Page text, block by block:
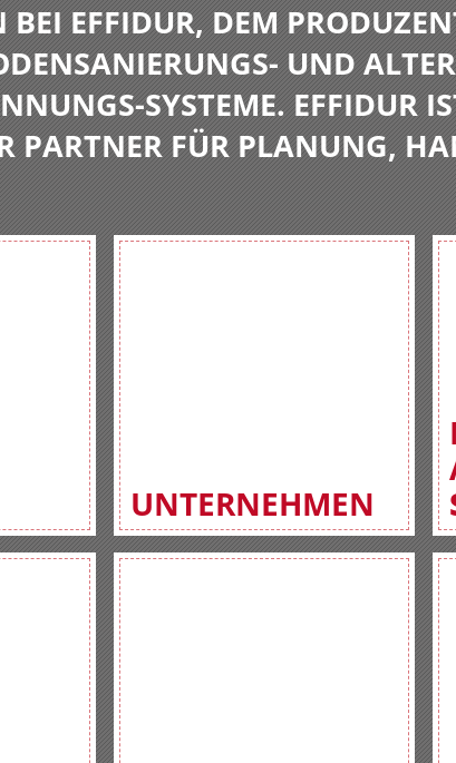
EFFIDUR, DEM
UND
SYSTEME. EFFIDUR
PARTNER FÜR PLANUNG,
UNTERNEHMEN